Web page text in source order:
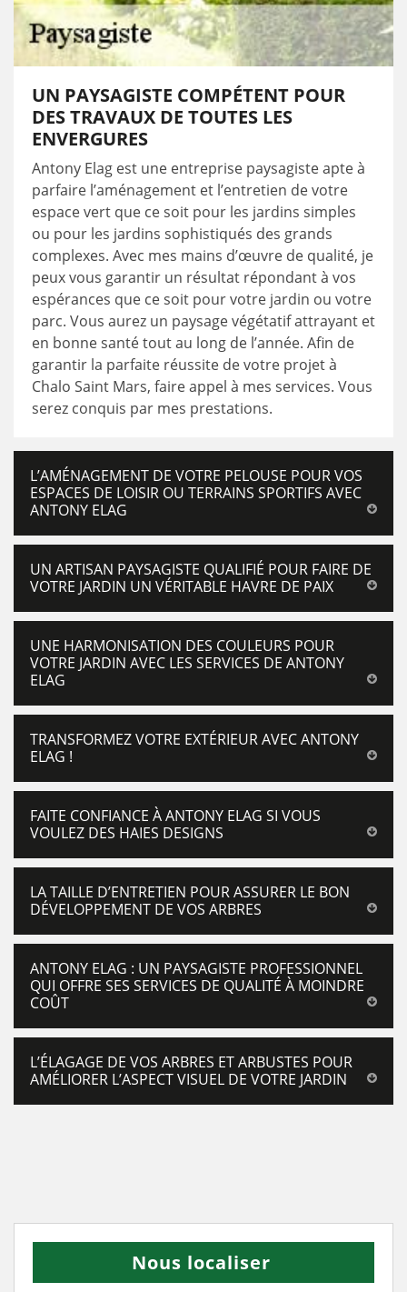
UN PAYSAGISTE COMPÉTENT POUR
DES TRAVAUX DE TOUTES LES
ENVERGURES
Antony Elag est une entreprise paysagiste apte à
parfaire l’aménagement et l’entretien de votre
espace vert que ce soit pour les jardins simples
ou pour les jardins sophistiqués des grands
complexes. Avec mes mains d’œuvre de qualité, je
peux vous garantir un résultat répondant à vos
espérances que ce soit pour votre jardin ou votre
parc. Vous aurez un paysage végétatif attrayant et
en bonne santé tout au long de l’année. Afin de
garantir la parfaite réussite de votre projet à
Chalo Saint Mars, faire appel à mes services. Vous
serez conquis par mes prestations.
L’AMÉNAGEMENT DE VOTRE PELOUSE POUR VOS
ESPACES DE LOISIR OU TERRAINS SPORTIFS AVEC
ANTONY ELAG
UN ARTISAN PAYSAGISTE QUALIFIÉ POUR FAIRE DE
VOTRE JARDIN UN VÉRITABLE HAVRE DE PAIX
UNE HARMONISATION DES COULEURS POUR
VOTRE JARDIN AVEC LES SERVICES DE ANTONY
ELAG
TRANSFORMEZ VOTRE EXTÉRIEUR AVEC ANTONY
ELAG !
FAITE CONFIANCE À ANTONY ELAG SI VOUS
VOULEZ DES HAIES DESIGNS
LA TAILLE D’ENTRETIEN POUR ASSURER LE BON
DÉVELOPPEMENT DE VOS ARBRES
ANTONY ELAG : UN PAYSAGISTE PROFESSIONNEL
QUI OFFRE SES SERVICES DE QUALITÉ À MOINDRE
COÛT
L’ÉLAGAGE DE VOS ARBRES ET ARBUSTES POUR
AMÉLIORER L’ASPECT VISUEL DE VOTRE JARDIN
Nous localiser